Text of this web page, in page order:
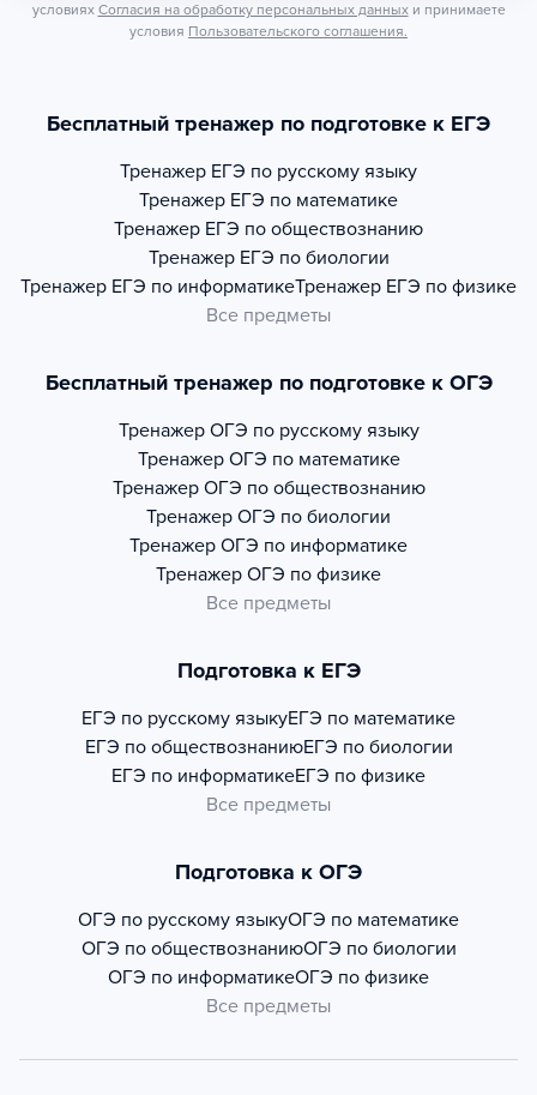
условиях Согласия на обработку персональных данных и принимаете
условия Пользовательского соглашения.
Бесплатный тренажер по подготовке к ЕГЭ
Тренажер ЕГЭ по русскому языку
Тренажер ЕГЭ по математике
Тренажер ЕГЭ по обществознанию
Тренажер ЕГЭ по биологии
Тренажер ЕГЭ по информатикеТренажер ЕГЭ по физике
Все предметы
Бесплатный тренажер по подготовке к ОГЭ
Тренажер ОГЭ по русскому языку
Тренажер ОГЭ по математике
Тренажер ОГЭ по обществознанию
Тренажер ОГЭ по биологии
Тренажер ОГЭ по информатике
Тренажер ОГЭ по физике
Все предметы
Подготовка к ЕГЭ
ЕГЭ по русскому языкуЕГЭ по математике
ЕГЭ по обществознаниюЕГЭ по биологии
ЕГЭ по информатикеЕГЭ по физике
Все предметы
Подготовка к ОГЭ
ОГЭ по русскому языкуОГЭ по математике
ОГЭ по обществознаниюОГЭ по биологии
ОГЭ по информатикеОГЭ по физике
Все предметы